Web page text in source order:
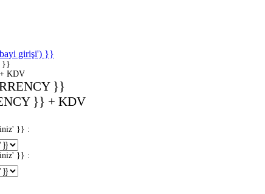
girişi') }}
}}
KDV
}}
}} + KDV
}} :
}} :